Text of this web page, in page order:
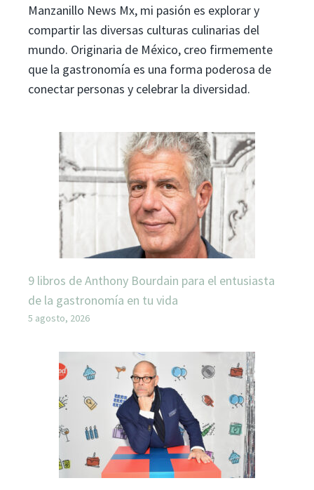
Manzanillo News Mx, mi pasión es explorar y
compartir las diversas culturas culinarias del
mundo. Originaria de México, creo firmemente
que la gastronomía es una forma poderosa de
conectar personas y celebrar la diversidad.
9 libros de Anthony Bourdain para el entusiasta
de la gastronomía en tu vida
5 agosto, 2026